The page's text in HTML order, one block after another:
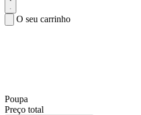
O seu carrinho
Poupa
Preço total